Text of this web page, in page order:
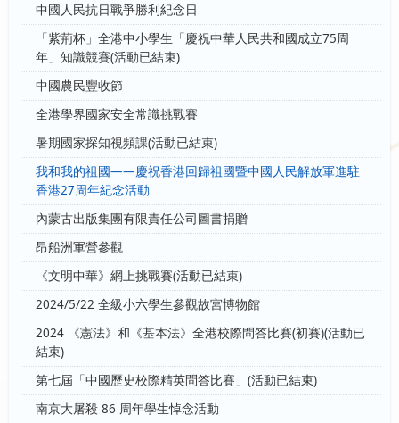
中國人民抗日戰爭勝利紀念日
「紫荊杯」全港中小學生「慶祝中華人民共和國成立75周
年」知識競賽(活動已結束)
中國農民豐收節
全港學界國家安全常識挑戰賽
暑期國家探知視頻課(活動已結束)
我和我的祖國——慶祝香港回歸祖國暨中國人民解放軍進駐
香港27周年紀念活動
內蒙古出版集團有限責任公司圖書捐贈
昂船洲軍營參觀
《文明中華》網上挑戰賽(活動已結束)
2024/5/22 全級小六學生參觀故宮博物館
2024 《憲法》和《基本法》全港校際問答比賽(初賽)(活動已
結束)
第七屆「中國歷史校際精英問答比賽」(活動已結束)
南京大屠殺 86 周年學生悼念活動